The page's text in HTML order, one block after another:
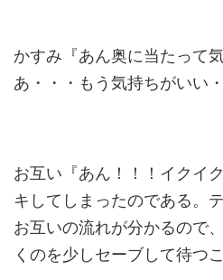
かすみ『あん奥に当たって
あ・・・もう気持ちがいい
お互い『あん！！！イクイ
キしてしまったのである。
お互いの流れが分かるので
くのを少しセーブして待つ